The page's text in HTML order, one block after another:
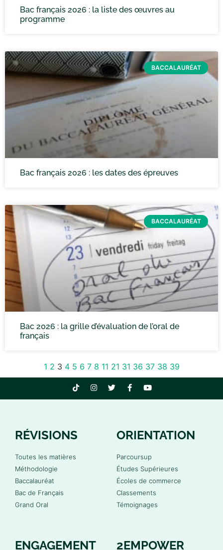
Bac français 2026 : la liste des œuvres au
programme
BACCALAURÉAT
Bac français 2026 : les dates des épreuves
BACCALAURÉAT
Bac 2026 : la grille d’évaluation de l’oral de
français
1 2 3 4 5 6 7 8 11 21 31 36 37 38 39
RÉVISIONS
Toutes les matières
Méthodologie
Baccalauréat
Bac de Français
Grand Oral
ORIENTATION
Parcoursup
Études Supérieures
Écoles de commerce
Classements
Témoignages
ENGAGEMENT 2EMPOWER